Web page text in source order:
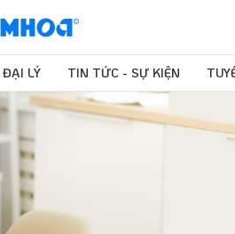
ĐẠI LÝ TIN TỨC - SỰ KIỆN